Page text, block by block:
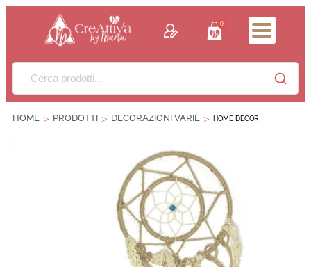
0
HOME > PRODOTTI > DECORAZIONI VARIE > HOME DECOR